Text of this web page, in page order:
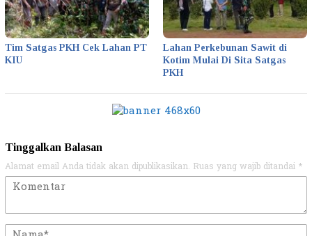
Tim Satgas PKH Cek Lahan PT
KIU
Lahan Perkebunan Sawit di
Kotim Mulai Di Sita Satgas
PKH
Tinggalkan Balasan
Alamat email Anda tidak akan dipublikasikan. Ruas yang wajib ditandai *